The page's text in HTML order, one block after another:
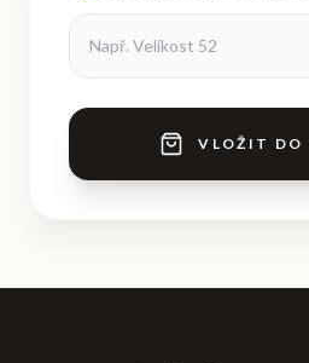
VLOŽIT DO